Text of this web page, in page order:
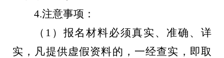
4.注意事项：
（ 1 ）报名材料必须真实、准确、详
实，凡提供虚假资料的，一经查实，即取